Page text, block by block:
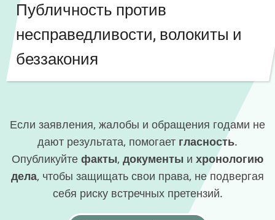
Публичность против
несправедливости, волокиты и
беззакония
Если заявления, жалобы и обращения годами не
дают результата, помогает гласность.
Опубликуйте факты, документы и хронологию
дела, чтобы защищать свои права, не подвергая
себя риску встречных претензий.